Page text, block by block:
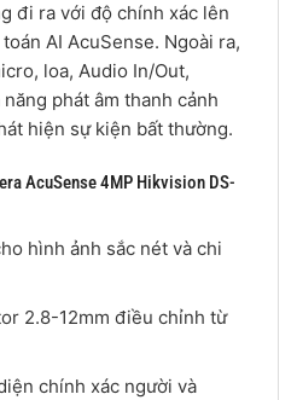
đi ra với độ chính xác lên
AI AcuSense. Ngoài ra,
loa, Audio In/Out,
phát âm thanh cảnh
hiện sự kiện bất thường.
AcuSense 4MP Hikvision DS-
hình ảnh sắc nét và chi
2.8-12mm điều chỉnh từ
chính xác người và